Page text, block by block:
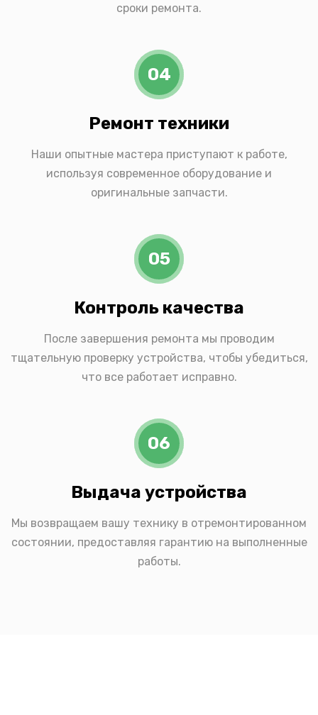
сроки ремонта.
04
Ремонт техники
Наши опытные мастера приступают к работе,
используя современное оборудование и
оригинальные запчасти.
05
Контроль качества
После завершения ремонта мы проводим
тщательную проверку устройства, чтобы убедиться,
что все работает исправно.
06
Выдача устройства
Мы возвращаем вашу технику в отремонтированном
состоянии, предоставляя гарантию на выполненные
работы.